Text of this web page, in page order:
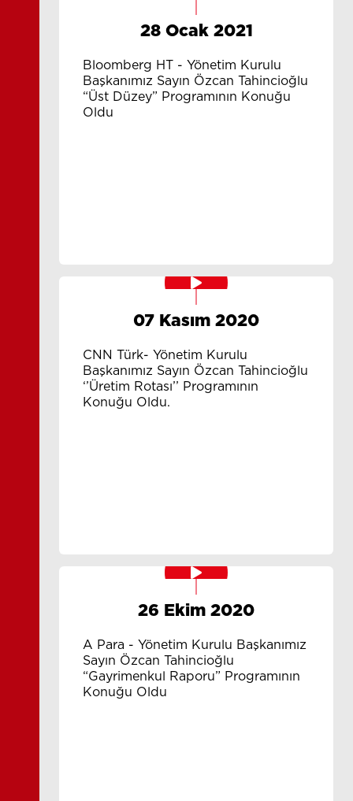
28 Ocak 2021
Bloomberg HT - Yönetim Kurulu
Başkanımız Sayın Özcan Tahincioğlu
“Üst Düzey” Programının Konuğu
Oldu
07 Kasım 2020
CNN Türk- Yönetim Kurulu
Başkanımız Sayın Özcan Tahincioğlu
‘’Üretim Rotası’’ Programının
Konuğu Oldu.
26 Ekim 2020
A Para - Yönetim Kurulu Başkanımız
Sayın Özcan Tahincioğlu
“Gayrimenkul Raporu” Programının
Konuğu Oldu